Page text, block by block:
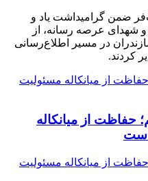
ضمن گرامیداشت یاد و
شهدای عرصه رسانه، از
در مسیر اطلاع‌رسانی
کردند.
از میانکاله